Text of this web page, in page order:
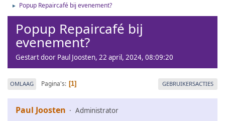
► Popup Repaircafé bij evenement?
Popup Repaircafé bij
evenement?
Gestart door Paul Joosten, 22 april, 2024, 08:09:20
OMLAAG Pagina's 1 GEBRUIKERSACTIES
Paul Joosten Administrator